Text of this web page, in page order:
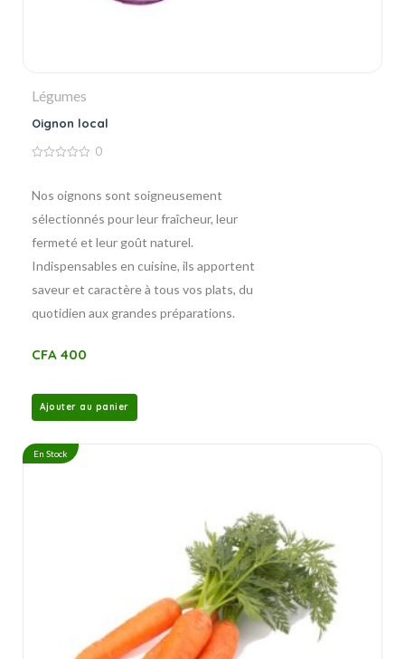
Légumes
Oignon local
5
0
Nos oignons sont soigneusement
sélectionnés pour leur fraîcheur, leur
fermeté et leur goût naturel.
Indispensables en cuisine, ils apportent
saveur et caractère à tous vos plats, du
quotidien aux grandes préparations.
CFA 400
Ajouter au panier
En Stock